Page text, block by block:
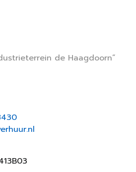
de Haagdoorn”